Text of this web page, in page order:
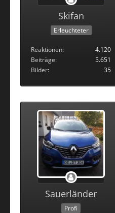
Skifan
Erleuchteter
Reaktionen
4.120
Beiträge
5.651
Bilder
35
Sauerländer
Profi